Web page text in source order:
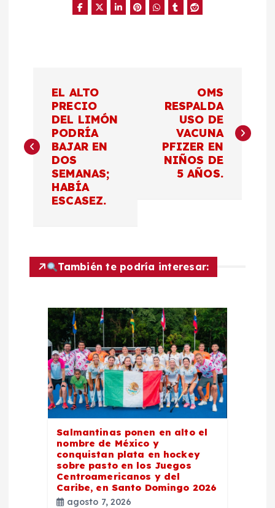
v
c
EL ALTO
PRECIO
DEL LIMÓN
PODRÍA
BAJAR EN
DOS
SEMANAS;
HABÍA
ESCASEZ.
OMS
RESPALDA
USO DE
VACUNA
PFIZER EN
NIÑOS DE
5 AÑOS.
También te podría interesar:
Salmantinas ponen en alto el
nombre de México y
conquistan plata en hockey
sobre pasto en los Juegos
Centroamericanos y del
Caribe, en Santo Domingo 2026
agosto 7, 2026